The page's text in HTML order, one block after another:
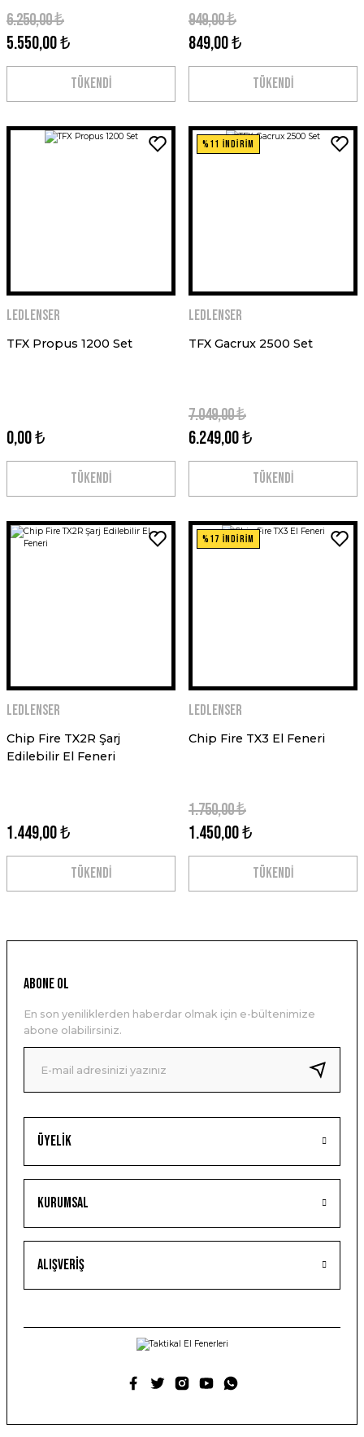
5.550,00 ₺
6.250,00 ₺
TÜKENDİ
849,00 ₺
949,00 ₺
TÜKENDİ
Ledlenser
TFX Propus 1200 Set
0,00 ₺
TÜKENDİ
%11 İNDİRİM
Ledlenser
TFX Gacrux 2500 Set
6.249,00 ₺
7.049,00 ₺
TÜKENDİ
Ledlenser
Chip Fire TX2R Şarj
Edilebilir El Feneri
1.449,00 ₺
TÜKENDİ
%17 İNDİRİM
Ledlenser
Chip Fire TX3 El Feneri
1.450,00 ₺
1.750,00 ₺
TÜKENDİ
Üyelik
Kurumsal
Alışveriş
ABONE OL
En son yeniliklerden haberdar olmak için e-bültenimize
abone olabilirsiniz.